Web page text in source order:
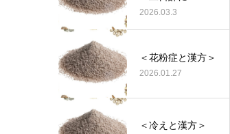
2026.03.3
＜花粉症と漢方＞
2026.01.27
＜冷えと漢方＞